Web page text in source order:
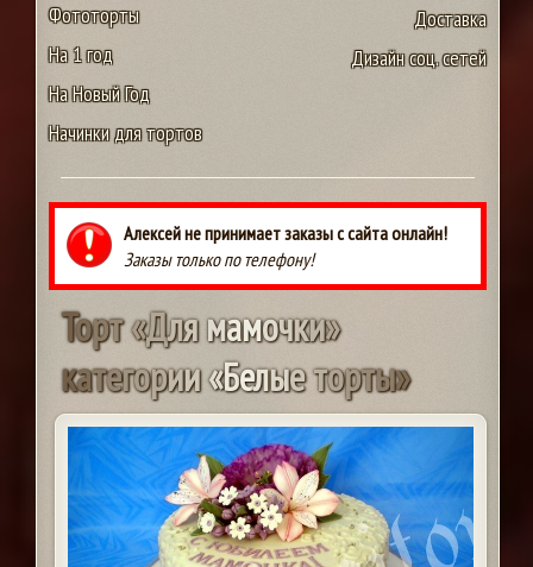
Фототорты
На 1 год
На Новый Год
Начинки для тортов
Доставка
Дизайн соц. сетей
Алексей не принимает заказы с сайта онлайн!
Заказы только по телефону!
Торт«Длямамочки»
категории«Белыеторты»